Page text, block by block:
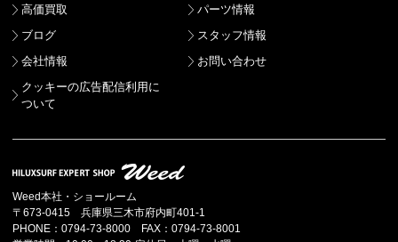
高価買取
パーツ情報
ブログ
スタッフ情報
会社情報
お問い合わせ
クッキーの広告配信利用に
ついて
Weed本社・ショールーム
〒673-0415 兵庫県三木市府内町401-1
PHONE：0794-73-8000 FAX：0794-73-8001